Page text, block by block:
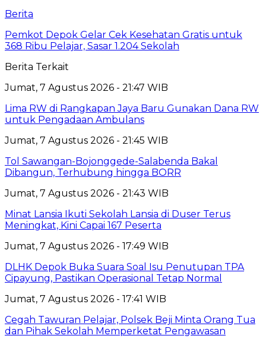
Berita
Pemkot Depok Gelar Cek Kesehatan Gratis untuk
368 Ribu Pelajar, Sasar 1.204 Sekolah
Berita Terkait
Jumat, 7 Agustus 2026 - 21:47 WIB
Lima RW di Rangkapan Jaya Baru Gunakan Dana RW
untuk Pengadaan Ambulans
Jumat, 7 Agustus 2026 - 21:45 WIB
Tol Sawangan-Bojonggede-Salabenda Bakal
Dibangun, Terhubung hingga BORR
Jumat, 7 Agustus 2026 - 21:43 WIB
Minat Lansia Ikuti Sekolah Lansia di Duser Terus
Meningkat, Kini Capai 167 Peserta
Jumat, 7 Agustus 2026 - 17:49 WIB
DLHK Depok Buka Suara Soal Isu Penutupan TPA
Cipayung, Pastikan Operasional Tetap Normal
Jumat, 7 Agustus 2026 - 17:41 WIB
Cegah Tawuran Pelajar, Polsek Beji Minta Orang Tua
dan Pihak Sekolah Memperketat Pengawasan